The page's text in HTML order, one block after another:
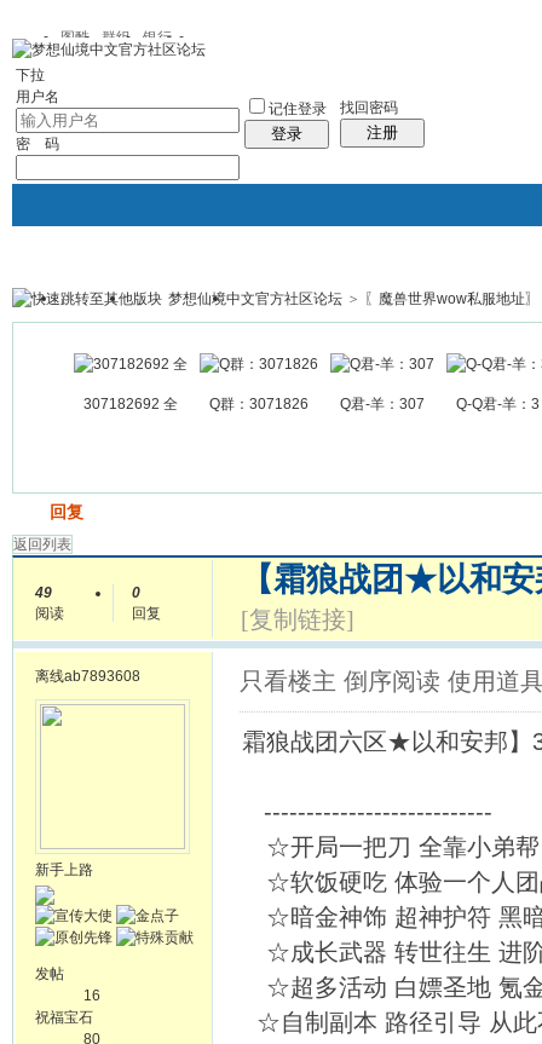
图酷 群组 银行
下拉
用户名
密 码
记住登录
登录
找回密码
注册
银行 群组聚合 我的空间
帖子
梦想仙境中文官方社区论坛 > 〖魔兽世界wow私服地址〗
307182692 全 Q群：3071826 Q君-羊：307 Q-Q君-羊：3
回复
返回列表
49
阅读
0
回复
【霜狼战团★以和
[复制链接]
离线ab7893608
新手上路
发帖
16
祝福宝石
80
只看楼主 倒序阅读 使用道
霜狼战团六区★以和安邦】
---------------------------
☆开局一把刀 全靠小弟
☆软饭硬吃 体验一个人团
☆暗金神饰 超神护符 黑
☆成长武器 转世往生 进
☆超多活动 白嫖圣地 氪
☆自制副本 路径引导 从此